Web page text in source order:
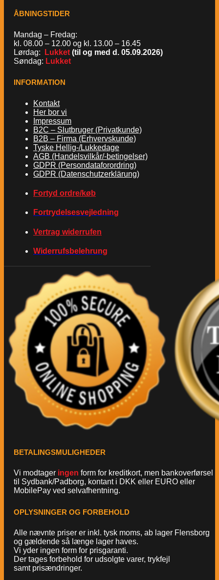
ÅBNINGSTIDER
Mandag – Fredag:
kl. 08.00 – 12.00 og kl. 13.00 – 16.45
Lørdag:
Lukket (til og med d. 05.09.2026)
Søndag: Lukket
INFORMATION
Kontakt
Her bor vi
Impressum
B2C – Slutbruger (Privatkunde)
B2B – Firma (Erhvervskunde)
Tyske Hellig-/Lukkedage
AGB (Handelsvilkår/-betingelser)
GDPR (Persondataforordring)
GDPR (Datenschutzerklärung)
Fortyd ordre/køb
Fortrydelsesvejledning
Vertrag widerrufen
Widerrufsbelehrung
BETALINGSMULIGHEDER
Vi modtager ingen form for kreditkort, men bankoverførsel
til Sydbank/Padborg, kontant i DKK eller EURO eller
MobilePay ved selvafhentning.
OPLYSNINGER OG FORBEHOLD
Alle nævnte priser er inkl. tysk moms, ab lager Flensborg
og gældende så længe lager haves.
Vi yder ingen form for prisgaranti.
Der tages forbehold for udsolgte varer, trykfejl
samt prisændringer.